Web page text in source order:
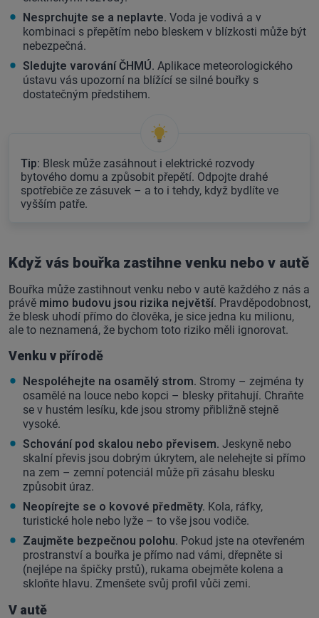
Nesprchujte se a neplavte. Voda je vodivá a v
kombinaci s přepětím nebo bleskem v blízkosti může být
nebezpečná.
Sledujte varování ČHMÚ. Aplikace meteorologického
ústavu vás upozorní na blížící se silné bouřky s
dostatečným předstihem.
Tip: Blesk může zasáhnout i elektrické rozvody
bytového domu a způsobit přepětí. Odpojte drahé
spotřebiče ze zásuvek – a to i tehdy, když bydlíte ve
vyšším patře.
Když vás bouřka zastihne venku nebo v autě
Bouřka může zastihnout venku nebo v autě každého z nás a
právě mimo budovu jsou rizika největší. Pravděpodobnost,
že blesk uhodí přímo do člověka, je sice jedna ku milionu,
ale to neznamená, že bychom toto riziko měli ignorovat.
Venku v přírodě
Nespoléhejte na osamělý strom. Stromy – zejména ty
osamělé na louce nebo kopci – blesky přitahují. Chraňte
se v hustém lesíku, kde jsou stromy přibližně stejně
vysoké.
Schování pod skalou nebo převisem. Jeskyně nebo
skalní převis jsou dobrým úkrytem, ale nelehejte si přímo
na zem – zemní potenciál může při zásahu blesku
způsobit úraz.
Neopírejte se o kovové předměty. Kola, ráfky,
turistické hole nebo lyže – to vše jsou vodiče.
Zaujměte bezpečnou polohu. Pokud jste na otevřeném
prostranství a bouřka je přímo nad vámi, dřepněte si
(nejlépe na špičky prstů), rukama obejměte kolena a
skloňte hlavu. Zmenšete svůj profil vůči zemi.
V autě